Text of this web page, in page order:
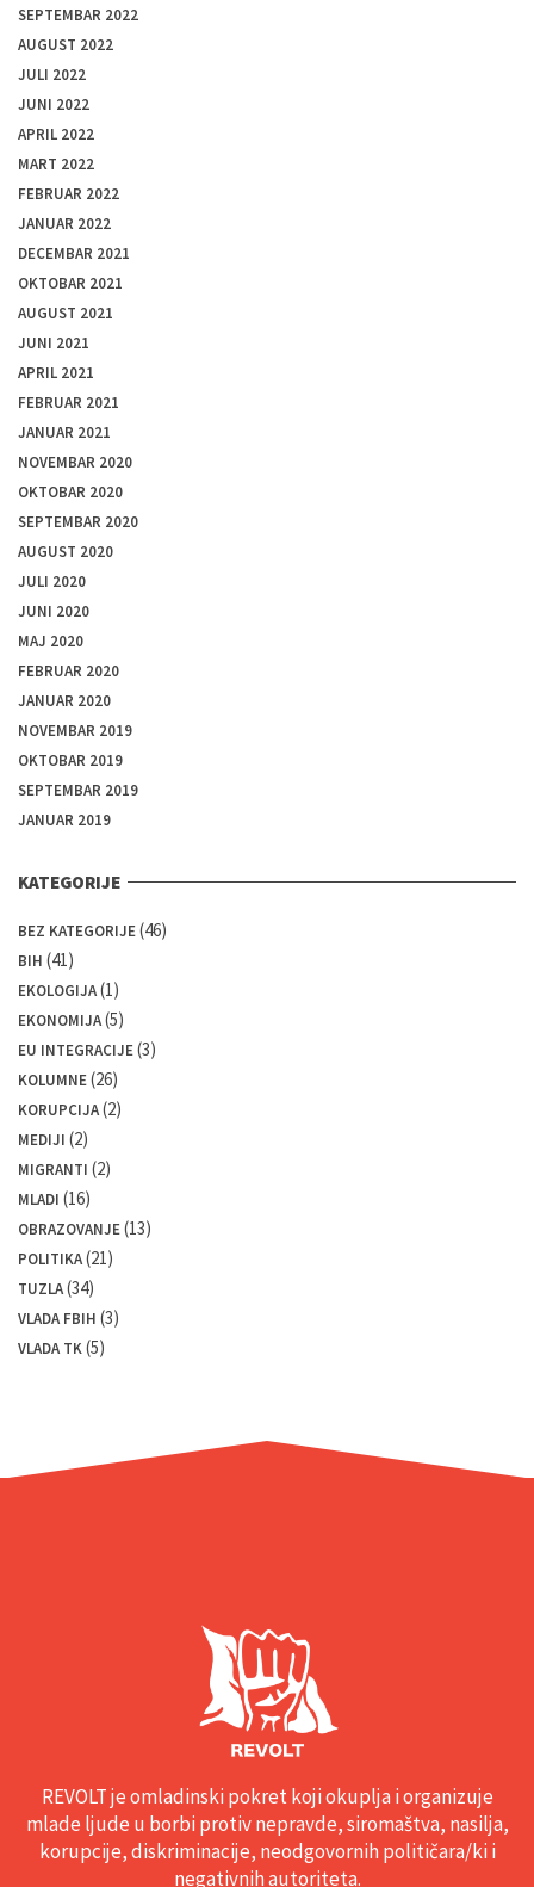
SEPTEMBAR 2022
AUGUST 2022
JULI 2022
JUNI 2022
APRIL 2022
MART 2022
FEBRUAR 2022
JANUAR 2022
DECEMBAR 2021
OKTOBAR 2021
AUGUST 2021
JUNI 2021
APRIL 2021
FEBRUAR 2021
JANUAR 2021
NOVEMBAR 2020
OKTOBAR 2020
SEPTEMBAR 2020
AUGUST 2020
JULI 2020
JUNI 2020
MAJ 2020
FEBRUAR 2020
JANUAR 2020
NOVEMBAR 2019
OKTOBAR 2019
SEPTEMBAR 2019
JANUAR 2019
KATEGORIJE
BEZ KATEGORIJE(46)
BIH (41)
EKOLOGIJA(1)
EKONOMIJA(5)
EU INTEGRACIJE(3)
KOLUMNE(26)
KORUPCIJA(2)
MEDIJI (2)
MIGRANTI (2)
MLADI (16)
OBRAZOVANJE(13)
POLITIKA(21)
TUZLA(34)
VLADA FBIH (3)
VLADA TK(5)
REVOLT je omladinski pokret koji okuplja i organizuje
mlade ljude u borbi protiv nepravde, siromaštva, nasilja,
korupcije, diskriminacije, neodgovornih političara/ki i
negativnih autoriteta.